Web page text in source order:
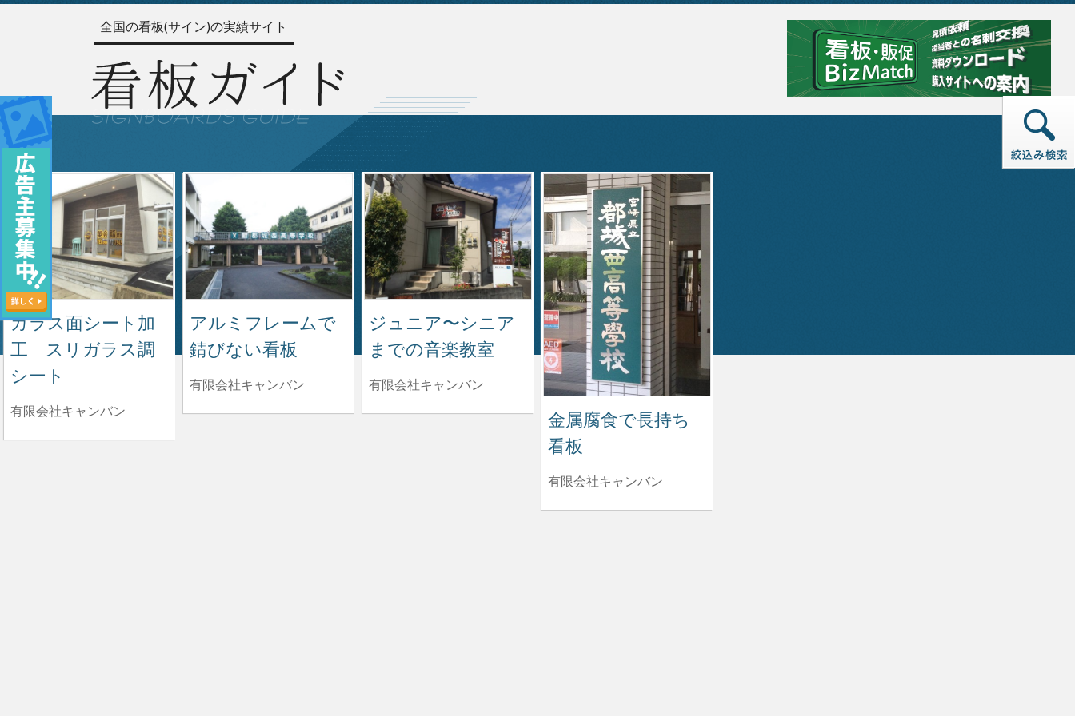
全国の看板(サイン)の実績サイト
ガラス面シート加
工 スリガラス調
シート
有限会社キャンバン
アルミフレームで
錆びない看板
有限会社キャンバン
ジュニア〜シニア
までの音楽教室
有限会社キャンバン
金属腐食で長持ち
看板
有限会社キャンバン